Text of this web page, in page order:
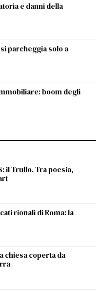
e danni della
parcheggia solo a
boom degli
il Trullo. Tra poesia,
rionali di Roma: la
chiesa coperta da